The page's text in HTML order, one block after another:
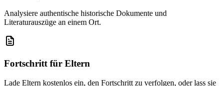
Analysiere authentische historische Dokumente und
Literaturauszüge an einem Ort.
Fortschritt für Eltern
Lade Eltern kostenlos ein, den Fortschritt zu verfolgen, oder lass sie